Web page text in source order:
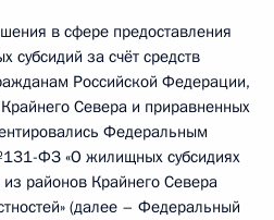
в сфере предоставления
субсидий за счёт средств
Российской Федерации,
Севера и приравненных
Федеральным
ФЗ «О жилищных субсидиях
районов Крайнего Севера
(далее – Федеральный